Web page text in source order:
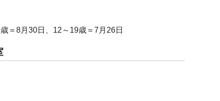
＝8月30日、12～19歳＝7月26日